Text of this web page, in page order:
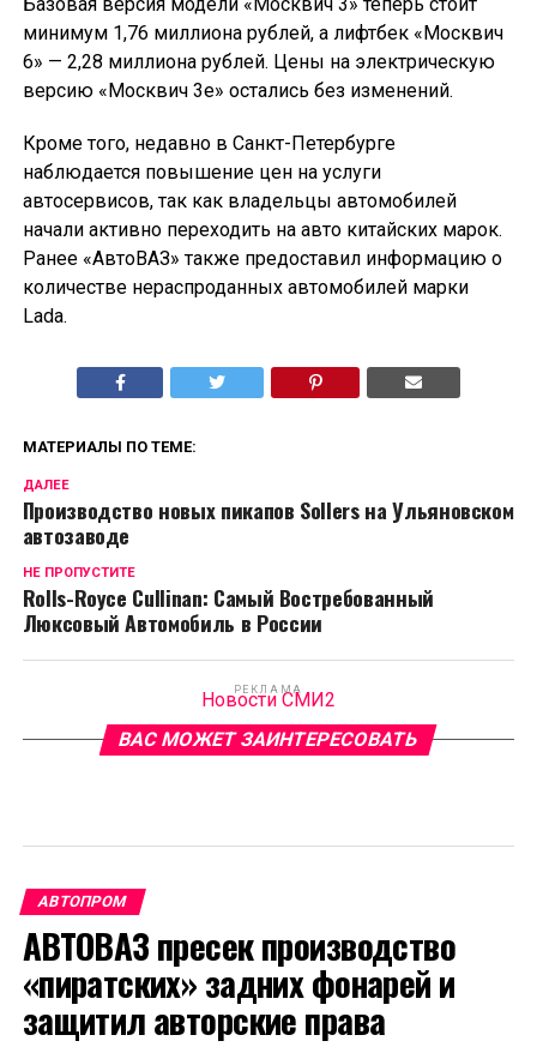
минимум 1,76 миллиона рублей, а лифтбек «Москвич
6» — 2,28 миллиона рублей. Цены на электрическую
версию «Москвич 3е» остались без изменений.
Кроме того, недавно в Санкт-Петербурге
наблюдается повышение цен на услуги
автосервисов, так как владельцы автомобилей
начали активно переходить на авто китайских марок.
Ранее «АвтоВАЗ» также предоставил информацию о
количестве нераспроданных автомобилей марки
Lada.
МАТЕРИАЛЫ ПО ТЕМЕ:
ДАЛЕЕ
Производство новых пикапов Sollers на Ульяновском
автозаводе
НЕ ПРОПУСТИТЕ
Rolls-Royce Cullinan: Самый Востребованный
Люксовый Автомобиль в России
РЕКЛАМА
Новости СМИ2
ВАС МОЖЕТ ЗАИНТЕРЕСОВАТЬ
АВТОПРОМ
АВТОВАЗ пресек производство
«пиратских» задних фонарей и
защитил авторские права